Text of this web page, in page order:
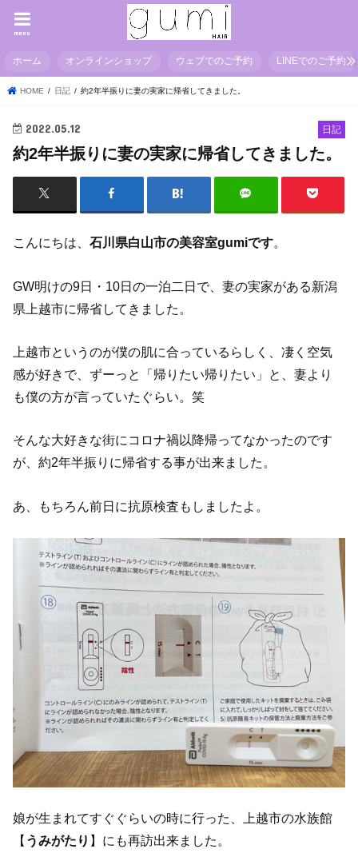
menu
ホーム オンラインショップ ウェブでのご予約 LINEでのご予約
HOME 日記 約2年半振りに妻の実家に帰省してきました。
日記
2022.05.12
約2年半振りに妻の実家に帰省してきました。
こんにちは、石川県白山市の美容室gumiです。
GW明けの9日・10日の一泊二日で、妻の実家がある新潟
県上越市に帰省してきました。
上越市というのが僕の肌に合っているらしく、凄く空気
感が好きで、ずーっと「帰りたい帰りたい」と、妻より
も僕の方が言っていたぐらい。笑
そんな大好きな街にコロナ禍以降帰ってなかったのです
が、約2年半振りに帰省する事が出来ました。
あ、もちろん前日に抗原検査もしましたよ。
娘が生まれてすぐぐらいの時に行った、上越市の水族館
【 うみがたり 】にも再訪出来ました。